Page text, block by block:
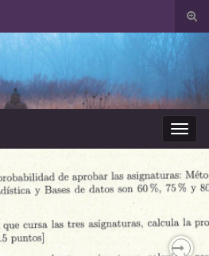
el
la